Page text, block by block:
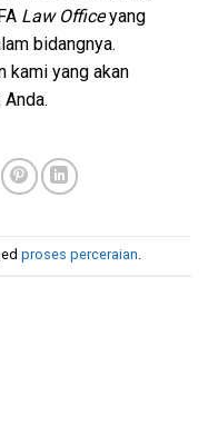
Law Officeyang
bidangnya.
kami yang akan
proses perceraian.